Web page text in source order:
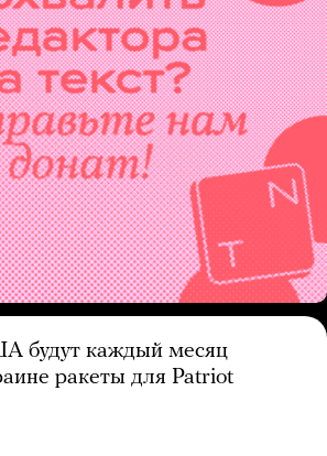
будут каждый месяц
ракеты для Patriot